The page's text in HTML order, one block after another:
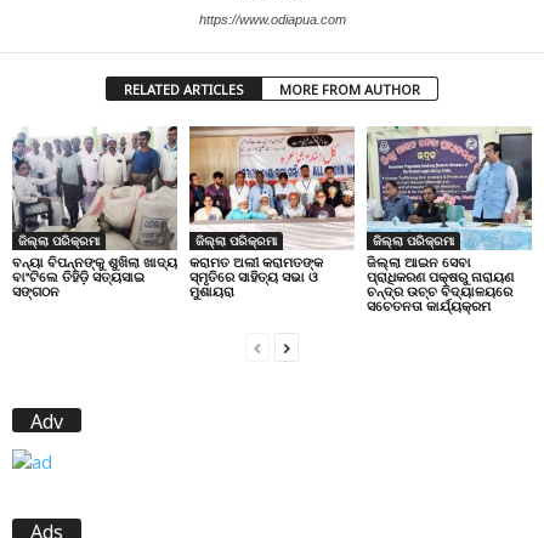
https://www.odiapua.com
RELATED ARTICLES MORE FROM AUTHOR
ଜିଲ୍ଲା ପରିକ୍ରମା
ବନ୍ୟା ବିପନ୍ନଙ୍କୁ ଶୁଖିଲା ଖାଦ୍ୟ
ବାଂଟିଲେ ତିହିଡି଼ ସତ୍ୟସାଇ
ସଙ୍ଗଠନ
ଜିଲ୍ଲା ପରିକ୍ରମା
କରାମତ ଅଲୀ କରାମତଙ୍କ
ସ୍ମୃତିରେ ସାହିତ୍ୟ ସଭା ଓ
ମୁଶାୟରା
ଜିଲ୍ଲା ପରିକ୍ରମା
ଜିଲ୍ଲା ଆଇନ ସେବା
ପ୍ରାଧିକରଣ ପକ୍ଷରୁ ନାରାୟଣ
ଚନ୍ଦ୍ର ଉଚ୍ଚ ବିଦ୍ୟାଳୟରେ
ସଚେତନତା କାର୍ଯ୍ୟକ୍ରମ
Adv
Ads